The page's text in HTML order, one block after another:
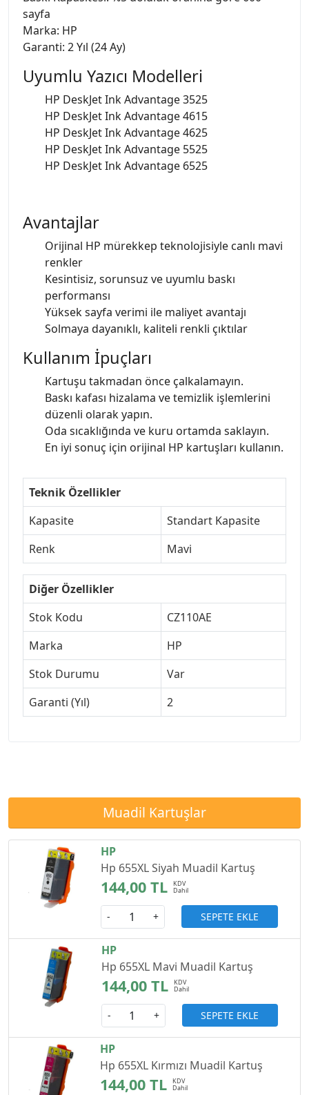
sayfa
Marka: HP
Garanti: 2 Yıl (24 Ay)
Uyumlu Yazıcı Modelleri
HP DeskJet Ink Advantage 3525
HP DeskJet Ink Advantage 4615
HP DeskJet Ink Advantage 4625
HP DeskJet Ink Advantage 5525
HP DeskJet Ink Advantage 6525
Avantajlar
Orijinal HP mürekkep teknolojisiyle canlı mavi
renkler
Kesintisiz, sorunsuz ve uyumlu baskı
performansı
Yüksek sayfa verimi ile maliyet avantajı
Solmaya dayanıklı, kaliteli renkli çıktılar
Kullanım İpuçları
Kartuşu takmadan önce çalkalamayın.
Baskı kafası hizalama ve temizlik işlemlerini
düzenli olarak yapın.
Oda sıcaklığında ve kuru ortamda saklayın.
En iyi sonuç için orijinal HP kartuşları kullanın.
Teknik Özellikler
Kapasite
Standart Kapasite
Renk
Mavi
Diğer Özellikler
Stok Kodu
CZ110AE
Marka
HP
Stok Durumu
Var
Garanti (Yıl)
2
Muadil Kartuşlar
HP
Hp 655XL Siyah Muadil Kartuş
144,00 TL
- + SEPETE EKLE
HP
Hp 655XL Mavi Muadil Kartuş
144,00 TL
- + SEPETE EKLE
HP
Hp 655XL Kırmızı Muadil Kartuş
144,00 TL